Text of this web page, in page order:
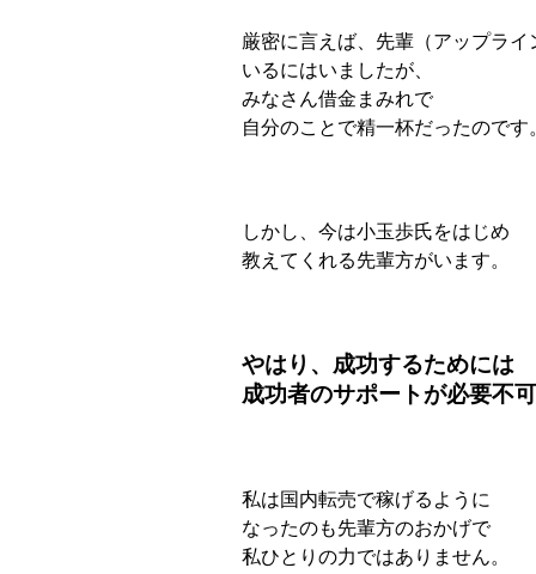
厳密に言えば、 先輩（アップライ
いるにはいましたが、
みなさん借金まみれで
自分のことで精一杯だったのです
しかし、今は小玉歩氏をはじめ
教えてくれる先輩方がいます。
やはり、成功するためには
成功者のサポートが必要不可
私は国内転売で稼げるように
なったのも先輩方のおかげで
私ひとりの力ではありません。